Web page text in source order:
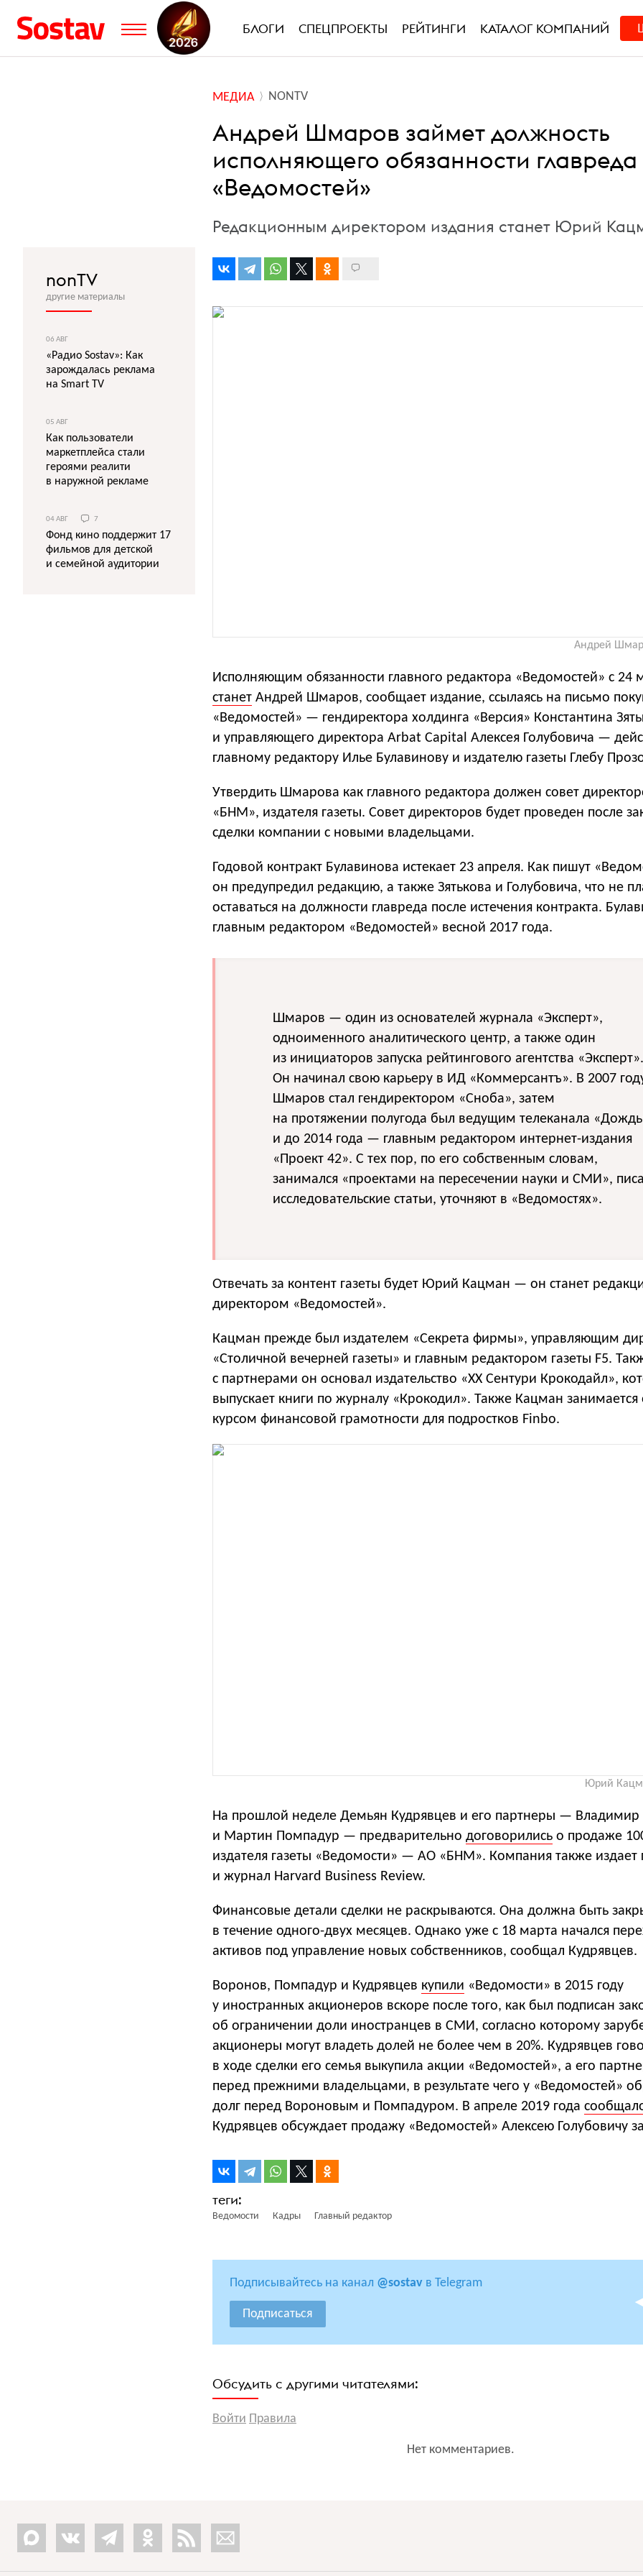
БЛОГИ СПЕЦПРОЕКТЫ РЕЙТИНГИ КАТАЛОГ КОМПАНИЙ
МЕДИА NONTV
Андрей Шмаров займет должность
исполняющего обязанности главреда
«Ведомостей»
Редакционным директором издания станет Юрий
Андрей
Исполняющим обязанности главного редактора «Ведомостей» с 24
станет Андрей Шмаров, сообщает издание, ссылаясь на письмо
«Ведомостей» — гендиректора холдинга «Версия» Константина
и управляющего директора Arbat Capital Алексея Голубовича —
главному редактору Илье Булавинову и издателю газеты Глебу
Утвердить Шмарова как главного редактора должен совет
«БНМ», издателя газеты. Совет директоров будет проведен после
сделки компании с новыми владельцами.
Годовой контракт Булавинова истекает 23 апреля. Как пишут
он предупредил редакцию, а также Зятькова и Голубовича, что не
оставаться на должности главреда после истечения контракта.
главным редактором «Ведомостей» весной 2017 года.
Шмаров — один из основателей журнала «Эксперт»,
одноименного аналитического центр, а также один
из инициаторов запуска рейтингового агентства «Эксперт».
Он начинал свою карьеру в ИД «Коммерсантъ». В 2007
Шмаров стал гендиректором «Сноба», затем
на протяжении полугода был ведущим телеканала
и до 2014 года — главным редактором интернет-издания
«Проект 42». С тех пор, по его собственным словам,
занимался «проектами на пересечении науки и СМИ»,
исследовательские статьи, уточняют в «Ведомостях».
Отвечать за контент газеты будет Юрий Кацман — он станет
директором «Ведомостей».
Кацман прежде был издателем «Секрета фирмы», управляющим
«Столичной вечерней газеты» и главным редактором газеты F5.
с партнерами он основал издательство «XX Сентури Крокодайл»,
выпускает книги по журналу «Крокодил». Также Кацман
курсом финансовой грамотности для подростков Finbo.
Юрий
На прошлой неделе Демьян Кудрявцев и его партнеры — Владимир
и Мартин Помпадур — предварительно договорились о продаже
издателя газеты «Ведомости» — АО «БНМ». Компания также издает
и журнал Harvard Business Review.
Финансовые детали сделки не раскрываются. Она должна быть
в течение одного-двух месяцев. Однако уже с 18 марта начался
активов под управление новых собственников, сообщал Кудрявцев.
Воронов, Помпадур и Кудрявцев купили «Ведомости» в 2015 году
у иностранных акционеров вскоре после того, как был подписан
об ограничении доли иностранцев в СМИ, согласно которому
акционеры могут владеть долей не более чем в 20%. Кудрявцев
в ходе сделки его семья выкупила акции «Ведомостей», а его
перед прежними владельцами, в результате чего у «Ведомостей»
долг перед Вороновым и Помпадуром. В апреле 2019 года
Кудрявцев обсуждает продажу «Ведомостей» Алексею Голубовичу
Ведомости Кадры Главный редактор
Подписывайтесь на канал @sostav в Telegram
Подписаться
Обсудить с другими читателями:
Войти Правила
Нет комментариев.
nonTV
другие материалы
06 АВГ
«Радио Sostav»: Как
зарождалась реклама
на Smart TV
05 АВГ
Как пользователи
маркетплейса стали
героями реалити
в наружной рекламе
04 АВГ 7
Фонд кино поддержит 17
фильмов для детской
и семейной аудитории